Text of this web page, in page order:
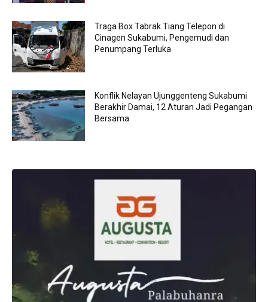
Traga Box Tabrak Tiang Telepon di
Cinagen Sukabumi, Pengemudi dan
Penumpang Terluka
Konflik Nelayan Ujunggenteng Sukabumi
Berakhir Damai, 12 Aturan Jadi Pegangan
Bersama